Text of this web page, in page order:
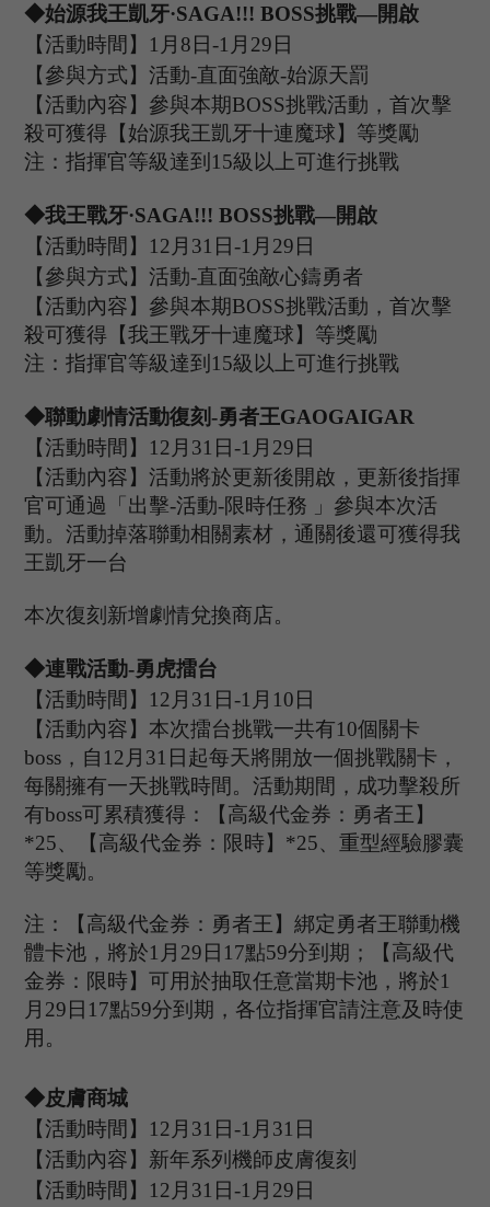
◆始源我王凱牙·SAGA!!!BOSS挑戰—開啟
【活動時間】 1 月 8 日-1 月 29 日
【參與方式】 活動-直面強敵-始源天罰
【活動內容】參與本期BOSS挑戰活動，首次擊
殺可獲得【始源我王凱牙十連魔球】等獎勵
注：指揮官等級達到 15級以上可進行挑戰
◆我王戰牙·SAGA!!!BOSS挑戰—開啟
【活動時間】 12 月 31 日-1 月 29 日
【參與方式】 活動-直面強敵心鑄勇者
【活動內容】參與本期BOSS挑戰活動，首次擊
殺可獲得【我王戰牙十連魔球】等獎勵
注：指揮官等級達到 15級以上可進行挑戰
◆聯動劇情活動復刻-勇者王GAOGAIGAR
【活動時間】 12 月 31 日-1 月 29 日
【活動內容】活動將於更新後開啟，更新後指揮
官可通過「出擊-活動-限時任務 」 參與本次活
動。 活動掉落聯動相關素材，通關後還可獲得我
王凱牙一台
本次復刻新增劇情兌換商店。
◆連戰活動-勇虎擂台
【活動時間】 12 月 31 日-1 月 10 日
【活動內容】本次擂台挑戰一共有10個關卡
boss，自 12 月 31 日起每天將開放一個挑戰關卡，
每關擁有一天挑戰時間。活動期間，成功擊殺所
有boss可累積獲得：【高級代金券：勇者王】
*25、【高級代金券：限時】*25、重型經驗膠囊
等獎勵。
注：【高級代金券：勇者王】綁定勇者王聯動機
體卡池，將於1月 29 日 17點59分到期；【高級代
金券：限時】可用於抽取任意當期卡池，將於1
月 29日17點59分到期，各位指揮官請注意及時使
用。
◆皮膚商城
【活動時間】 12 月 31 日-1 月 31 日
【活動內容】 新年系列機師皮膚復刻
【活動時間】 12 月 31 日-1 月 29 日